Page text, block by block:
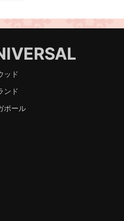
ッド
ンド
ポール